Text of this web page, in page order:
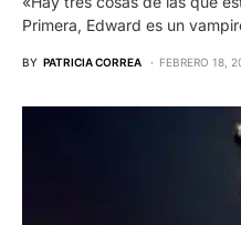
Primera, Edward es un
BY PATRICIA CORREA FEBRERO 18,